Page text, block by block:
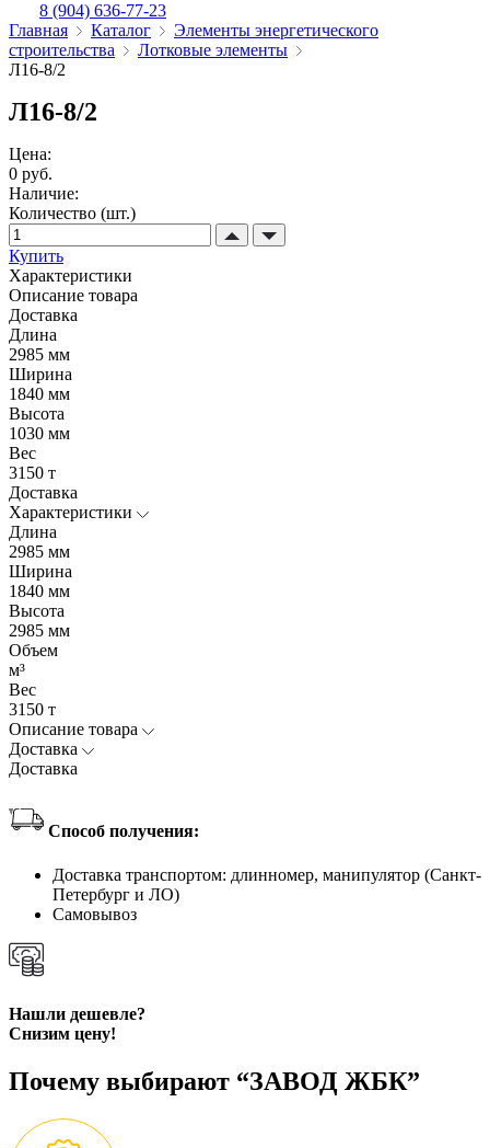
8 (904) 636-77-23
Главная
Каталог
Элементы энергетического
строительства
Лотковые элементы
Л16-8/2
Л16-8/2
Цена:
0 руб.
Наличие:
Количество (шт.)
Купить
Характеристики
Описание товара
Доставка
Длина
2985 мм
Ширина
1840 мм
Высота
1030 мм
Вес
3150 т
Доставка
Характеристики
Длина
2985 мм
Ширина
1840 мм
Высота
2985 мм
Объем
м³
Вес
3150 т
Описание товара
Доставка
Доставка
Способ получения:
Доставка транспортом: длинномер, манипулятор (Санкт-
Петербург и ЛО)
Самовывоз
Нашли дешевле?
Снизим цену!
Почему выбирают “ЗАВОД ЖБК”